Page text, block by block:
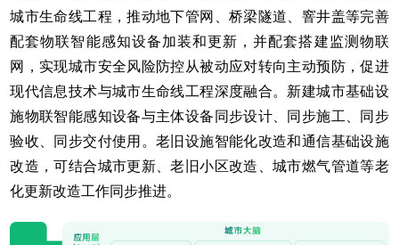
城市生命线工程，推动地下管网、桥梁隧道、窨井盖等完善
配套物联智能感知设备加装和更新，并配套搭建监测物联
网，实现城市安全风险防控从被动应对转向主动预防，促进
现代信息技术与城市生命线工程深度融合。新建城市基础设
施物联智能感知设备与主体设备同步设计、同步施工、同步
验收、同步交付使用。老旧设施智能化改造和通信基础设施
改造，可结合城市更新、老旧小区改造、城市燃气管道等老
化更新改造工作同步推进。